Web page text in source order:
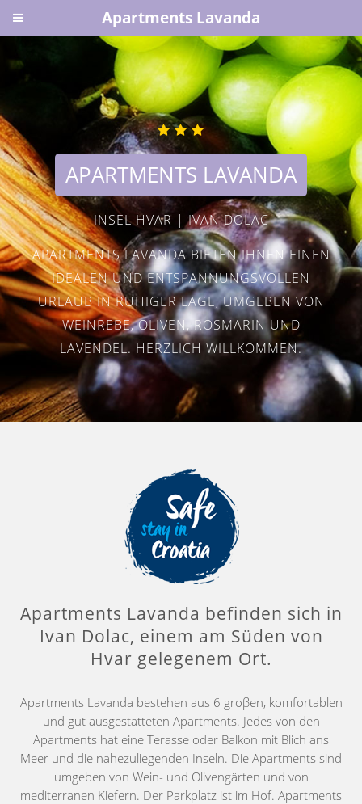
APARTMENTS LAVANDA
INSEL HVAR | IVAN DOLAC
APARTMENTS LAVANDA BIETEN IHNEN EINEN
IDEALEN UND ENTSPANNUNGSVOLLEN
URLAUB IN RUHIGER LAGE, UMGEBEN VON
WEINREBE, OLIVEN, ROSMARIN UND
LAVENDEL. HERZLICH WILLKOMMEN.
Apartments Lavanda befinden sich in
Ivan Dolac, einem am Süden von
Hvar gelegenem Ort.
Apartments Lavanda bestehen aus 6 groβen, komfortablen
und gut ausgestatteten Apartments. Jedes von den
Apartments hat eine Terasse oder Balkon mit Blich ans
Meer und die nahezuliegenden Inseln. Die Apartments sind
umgeben von Wein- und Olivengärten und von
mediterranen Kiefern. Der Parkplatz ist im Hof. Apartments
Apartments Lavanda